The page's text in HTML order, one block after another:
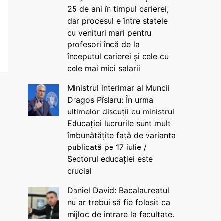
25 de ani în timpul carierei,
dar procesul e între statele
cu venituri mari pentru
profesori încă de la
începutul carierei și cele cu
cele mai mici salarii
Ministrul interimar al Muncii
Dragos Pîslaru: În urma
ultimelor discuții cu ministrul
Educației lucrurile sunt mult
îmbunătățite față de varianta
publicată pe 17 iulie /
Sectorul educației este
crucial
Daniel David: Bacalaureatul
nu ar trebui să fie folosit ca
mijloc de intrare la facultate.